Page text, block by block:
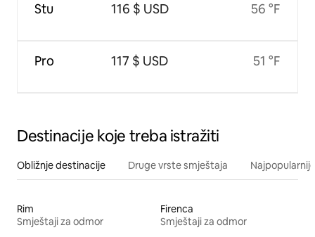
Stu
Pro
116 $ USD
117 $ USD
56 °F
51 °F
Destinacije koje treba istražiti
Obližnje destinacije Druge vrste smještaja
Rim
Smještaji za odmor
Firenca
Smještaji za odmor